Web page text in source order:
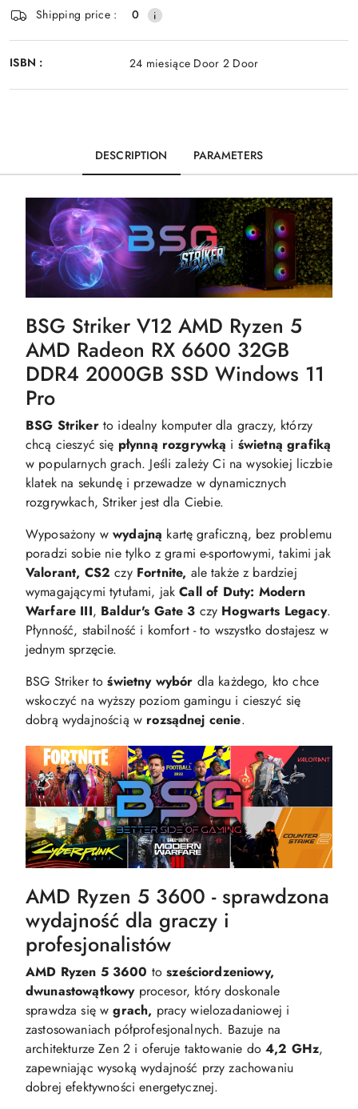
Shipping price :
0
ISBN : 24 miesiące Door 2 Door
DESCRIPTION PARAMETERS
BSG Striker V12 AMD Ryzen 5
AMD Radeon RX 6600 32GB
DDR4 2000GB SSD Windows 11
Pro
BSG Strikerto idealny komputer dla graczy, którzy
chcą cieszyć się płynną rozgrywką i świetną grafiką
w popularnych grach. Jeśli zależy Ci na wysokiej liczbie
klatek na sekundę i przewadze w dynamicznych
rozgrywkach, Striker jest dla Ciebie.
Wyposażony wwydajną kartę graficzną, bez problemu
poradzi sobie nie tylko z grami e-sportowymi, takimi jak
Valorant, CS2 czy Fortnite, ale także z bardziej
wymagającymi tytułami, jakCall of Duty: Modern
Warfare III, Baldur's Gate 3 czy Hogwarts Legacy.
Płynność, stabilność i komfort - to wszystko dostajesz w
jednym sprzęcie.
BSG Striker toświetny wybór dla każdego, kto chce
wskoczyć na wyższy poziom gamingu i cieszyć się
dobrą wydajnością w rozsądnej cenie.
AMD Ryzen 5 3600 - sprawdzona
wydajność dla graczy i
profesjonalistów
AMD Ryzen 5 3600 tosześciordzeniowy,
dwunastowątkowyprocesor, który doskonale
sprawdza się wgrach, pracy wielozadaniowej i
zastosowaniach półprofesjonalnych. Bazuje na
architekturze Zen 2 i oferuje taktowanie do4,2 GHz,
zapewniając wysoką wydajność przy zachowaniu
dobrej efektywności energetycznej.